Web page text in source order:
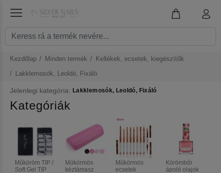
Kezdőlap Minden termék
Kellékek, ecsetek, kiegészítők
Lakklemosók, Leoldó, Fixáló
Jelenlegi kategória: Lakklemosók, Leoldó, Fixáló
Kategóriák
Műköröm TIP /
Soft Gel TIP
Műkörmös
kéztámasz
Műkörmös
ecsetek
Körömbőr
ápoló olajok